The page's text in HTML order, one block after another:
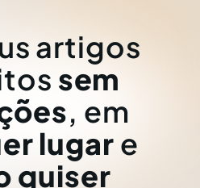
artigos
sem
, em
lugar e
quiser